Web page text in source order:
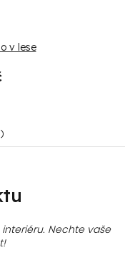
v lese
Nechte vaše